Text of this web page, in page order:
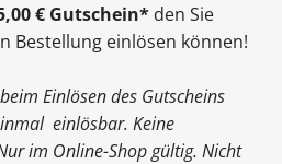
€ Gutschein* den Sie
Bestellung einlösen können!
Einlösen des Gutscheins
einlösbar. Keine
im Online-Shop gültig. Nicht